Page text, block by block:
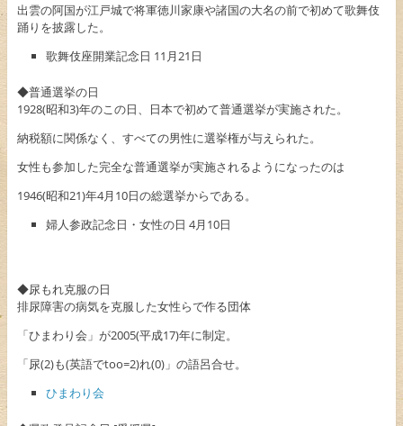
出雲の阿国が江戸城で将軍徳川家康や諸国の大名の前で初めて歌舞伎
踊りを披露した。
歌舞伎座開業記念日 11月21日
◆普通選挙の日
1928(昭和3)年のこの日、日本で初めて普通選挙が実施された。
納税額に関係なく、すべての男性に選挙権が与えられた。
女性も参加した完全な普通選挙が実施されるようになったのは
1946(昭和21)年4月10日の総選挙からである。
婦人参政記念日・女性の日 4月10日
◆尿もれ克服の日
排尿障害の病気を克服した女性らで作る団体
「ひまわり会」が2005(平成17)年に制定。
「尿(2)も(英語でtoo=2)れ(0)」の語呂合せ。
ひまわり会